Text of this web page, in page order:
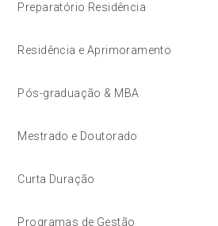
Preparatório Residência
Residência e Aprimoramento
Pós-graduação & MBA
Mestrado e Doutorado
Curta Duração
Programas de Gestão